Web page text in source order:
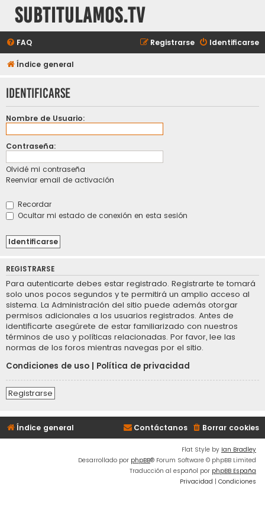
subtitulamos.tv
FAQ Identificarse
Registrarse
Índice general
Identificarse
Nombre de Usuario:
Contraseña:
Olvidé mi contraseña
Reenviar email de activación
Recordar
Ocultar mi estado de conexión en esta sesión
REGISTRARSE
Para autenticarte debes estar registrado. Registrarte te tomará
solo unos pocos segundos y te permitirá un amplio acceso al
sistema. La Administración del sitio puede además otorgar
permisos adicionales a los usuarios registrados. Antes de
identificarte asegúrete de estar familiarizado con nuestros
términos de uso y políticas relacionadas. Por favor, lee las
normas de los foros mientras navegas por el sitio.
Condiciones de uso
Política de privacidad
Registrarse
Índice general Borrar cookies
Contáctanos
Flat Style by Ian Bradley
Desarrollado por phpBB® Forum Software © phpBB Limited
Traducción al español por phpBB España
Privacidad | Condiciones